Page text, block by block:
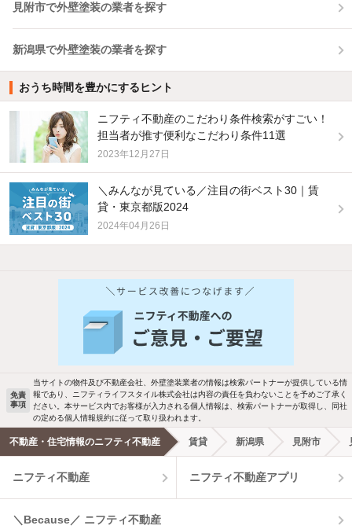
見附市で外壁塗装の業者を探す
新潟県で外壁塗装の業者を探す
おうち時間を豊かにするヒント
ニフティ不動産のこだわり条件検索がすごい！
担当者が推す便利なこだわり条件11選
2023年12月27日
＼みんなが見ている／注目の街ベスト30｜賃
貸・東京都版2024
2024年04月26日
免責
事項
当サイトの物件及び不動産会社、外壁塗装業者の情報は検索パートナーが提供している情
報であり、ニフティライフスタイル株式会社は内容の責任を負わないことを予めご了承く
ださい。本サービス内でお客様が入力される個人情報は、検索パートナーが取得し、同社
の定める個人情報規約に従って取り扱われます。
不動産・住宅情報のニフティ不動産 賃貸 新潟県 見附市
ニフティ不動産 ニフティ不動産アプリ
＼Because／ ニフティ不動産